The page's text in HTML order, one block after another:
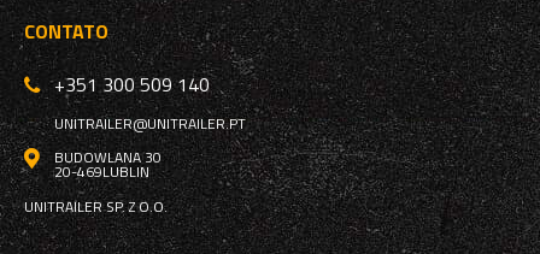
CONTATO
+351 300 509 140
UNITRAILER@UNITRAILER.PT
BUDOWLANA 30
20-469LUBLIN
UNITRAILER SP. Z O.O.